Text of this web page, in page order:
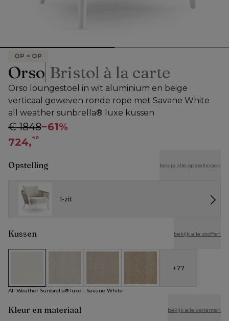
OP = OP
Orso Bristol à la carte
Orso loungestoel in wit aluminium en beige
verticaal geweven ronde rope met Savane White
all weather sunbrella® luxe kussen
€ 1848−61%
724,40
Opstelling bekijk alle opstellingen
1-zit
Kussen bekijk alle stoffen
All Weather Sunbrella® luxe - Savane White
All Weather Cosytica - Althea Off White
All Weather Cosytica - Althea Chalk
All Weather Cosytica - Althea
+77
All Weather Sunbrella® luxe - Savane White
Kleur en materiaal bekijk alle varianten